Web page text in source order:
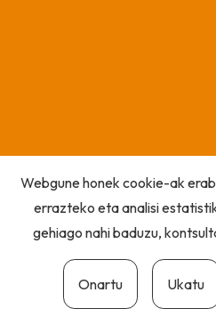
Webgune honek cookie-ak
errazteko eta analisi
gehiago nahi baduzu,
Onartu Ukatu